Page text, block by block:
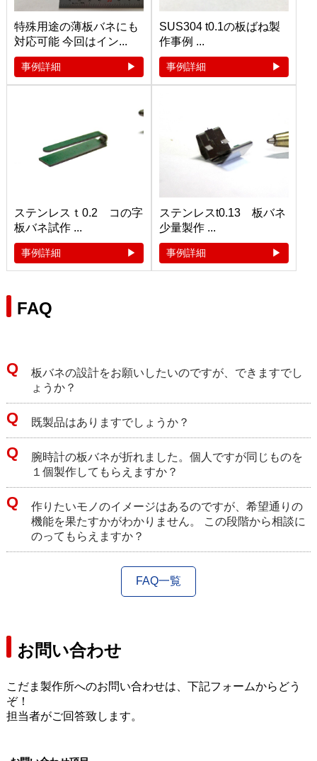
特殊用途の薄板バネにも
対応可能 今回はイン...
事例詳細
SUS304 t0.1の板ばね製
作事例 ...
事例詳細
ステンレスｔ0.2 コの字
板バネ試作 ...
事例詳細
ステンレスt0.13 板バネ
少量製作 ...
事例詳細
FAQ
板バネの設計をお願いしたいのですが、できますでし
ょうか？
既製品はありますでしょうか？
腕時計の板バネが折れました。個人ですが同じものを
１個製作してもらえますか？
作りたいモノのイメージはあるのですが、希望通りの
機能を果たすかがわかりません。 この段階から相談に
のってもらえますか？
FAQ一覧
お問い合わせ
こだま製作所へのお問い合わせは、下記フォームからどう
ぞ！
担当者がご回答致します。